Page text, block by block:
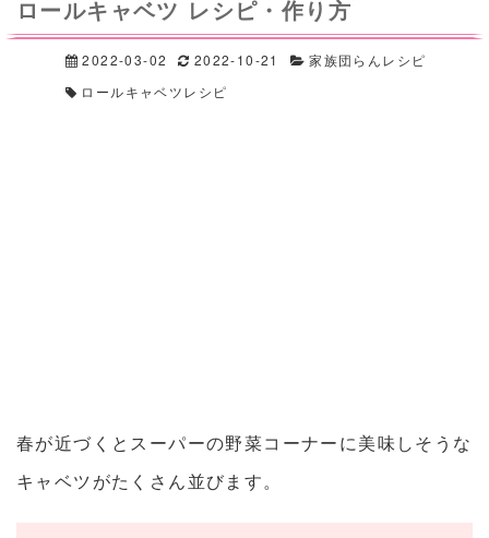
ロールキャベツ レシピ・作り方
2022-03-02 2022-10-21
家族団らんレシピ
ロールキャベツレシピ
春が近づくとスーパーの野菜コーナーに美味しそうな
キャベツがたくさん並びます。